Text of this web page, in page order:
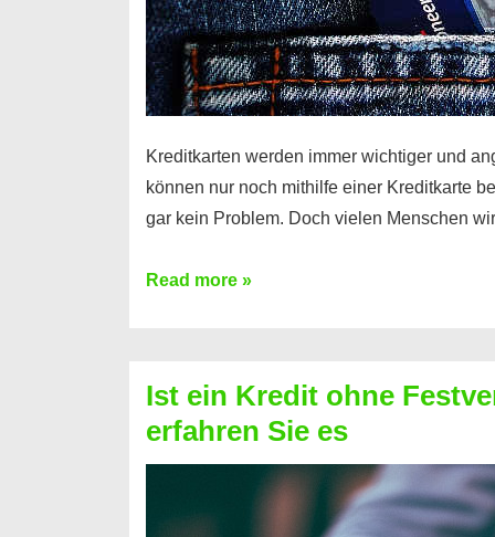
Kreditkarten werden immer wichtiger und
können nur noch mithilfe einer Kreditkarte
gar kein Problem. Doch vielen Menschen
Kreditkarte
Prepaid
ist
nicht
Read more »
Ist ein Kredit ohne
erfahren Sie es